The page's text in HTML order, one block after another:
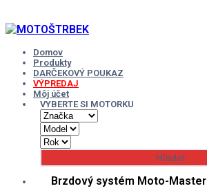
to
content
Domov
Produkty
DARČEKOVÝ POUKAZ
VÝPREDAJ
Môj účet
VYBERTE SI MOTORKU
Brzdový systém Moto-Master